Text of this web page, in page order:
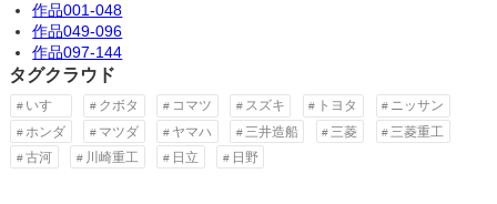
作品001-048
作品049-096
作品097-144
タグクラウド
いすゞ クボタ コマツ スズキ トヨタ
ニッサン
ホンダ
マツダ ヤマハ 三井造船 三菱
三菱重工
古河
川崎重工 日立 日野